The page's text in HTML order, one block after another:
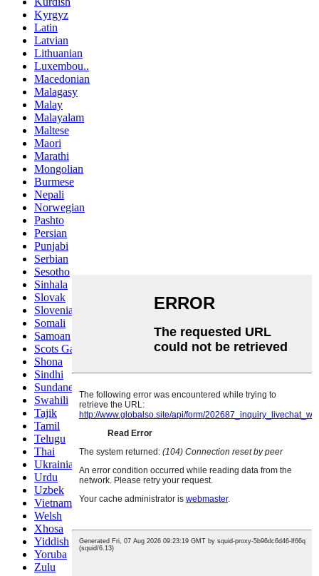
Kyrgyz
Latin
Latvian
Lithuanian
Luxembou..
Macedonian
Malagasy
Malay
Malayalam
Maltese
Maori
Marathi
Mongolian
Burmese
Nepali
Norwegian
Pashto
Persian
Punjabi
Serbian
Sesotho
Sinhala
Slovak
Slovenian
Somali
Samoan
Scots Gaelic
Shona
Sindhi
Sundanese
Swahili
Tajik
Tamil
Telugu
Thai
Ukrainian
Urdu
Uzbek
Vietnamese
Welsh
Xhosa
Yiddish
Yoruba
Zulu